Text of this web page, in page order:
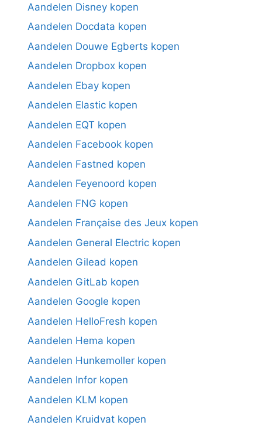
Aandelen Disney kopen
Aandelen Docdata kopen
Aandelen Douwe Egberts kopen
Aandelen Dropbox kopen
Aandelen Ebay kopen
Aandelen Elastic kopen
Aandelen EQT kopen
Aandelen Facebook kopen
Aandelen Fastned kopen
Aandelen Feyenoord kopen
Aandelen FNG kopen
Aandelen Française des Jeux kopen
Aandelen General Electric kopen
Aandelen Gilead kopen
Aandelen GitLab kopen
Aandelen Google kopen
Aandelen HelloFresh kopen
Aandelen Hema kopen
Aandelen Hunkemoller kopen
Aandelen Infor kopen
Aandelen KLM kopen
Aandelen Kruidvat kopen